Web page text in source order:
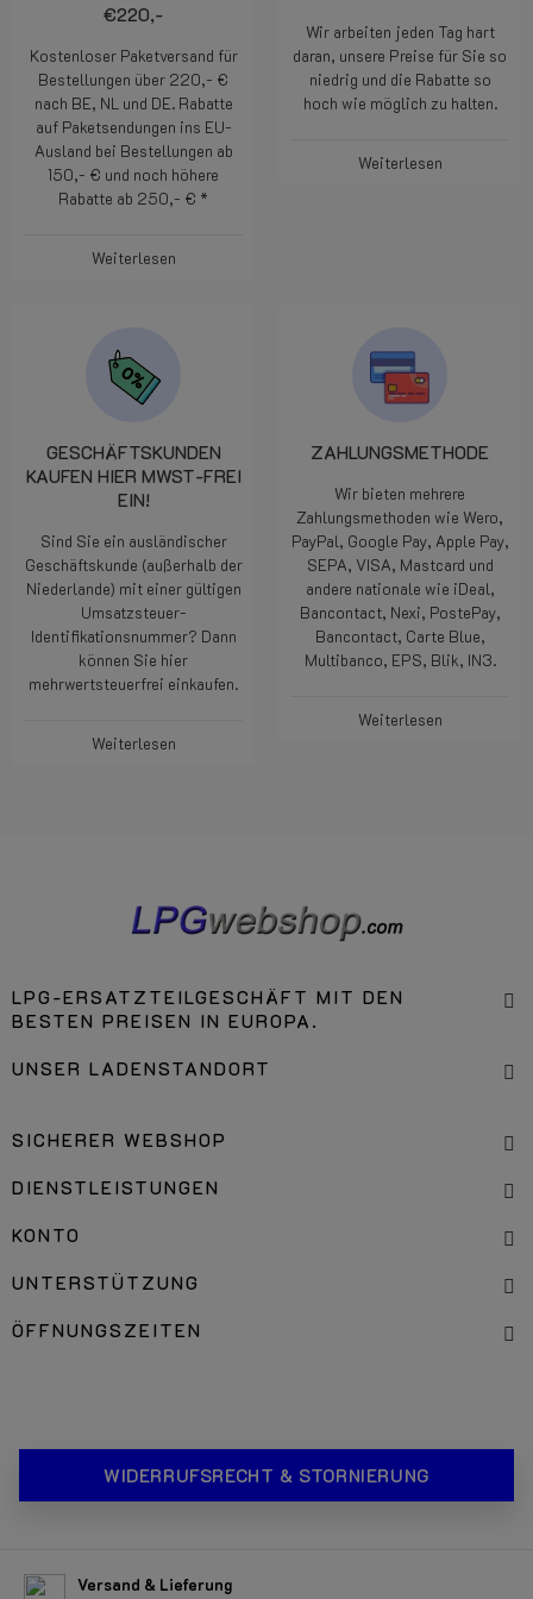
€220,-
Kostenloser Paketversand für
Bestellungen über 220,- €
nach BE, NL und DE. Rabatte
auf Paketsendungen ins EU-
Ausland bei Bestellungen ab
150,- € und noch höhere
Rabatte ab 250,- € *
Weiterlesen
Wir arbeiten jeden Tag hart
daran, unsere Preise für Sie so
niedrig und die Rabatte so
hoch wie möglich zu halten.
Weiterlesen
GESCHÄFTSKUNDEN
KAUFEN HIER MWST-FREI
EIN!
Sind Sie ein ausländischer
Geschäftskunde (außerhalb der
Niederlande) mit einer gültigen
Umsatzsteuer-
Identifikationsnummer? Dann
können Sie hier
mehrwertsteuerfrei einkaufen.
Weiterlesen
ZAHLUNGSMETHODE
Wir bieten mehrere
Zahlungsmethoden wie Wero,
PayPal, Google Pay, Apple Pay,
SEPA, VISA, Mastcard und
andere nationale wie iDeal,
Bancontact, Nexi, PostePay,
Bancontact, Carte Blue,
Multibanco, EPS, Blik, IN3.
Weiterlesen
LPG-ERSATZTEILGESCHÄFT MIT DEN
BESTEN PREISEN IN EUROPA.
UNSER LADENSTANDORT
SICHERER WEBSHOP
DIENSTLEISTUNGEN
KONTO
UNTERSTÜTZUNG
ÖFFNUNGSZEITEN
WIDERRUFSRECHT & STORNIERUNG
Versand & Lieferung